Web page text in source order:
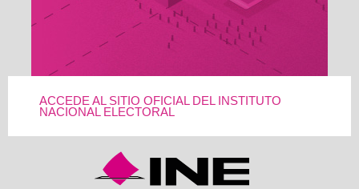
ACCEDE AL SITIO OFICIAL DEL INSTITUTO
NACIONAL ELECTORAL